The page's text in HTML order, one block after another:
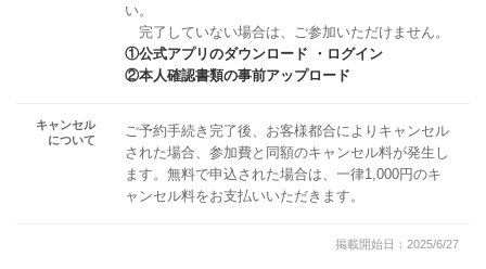
い。
完了していない場合は、ご参加いただけません。
①公式アプリのダウンロード ・ログイン
②本人確認書類の事前アップロード
キャンセル
について
ご予約手続き完了後、お客様都合によりキャンセル
された場合、参加費と同額のキャンセル料が発生し
ます。無料で申込された場合は、一律1,000円のキ
ャンセル料をお支払いいただきます。
掲載開始日：2025/6/27